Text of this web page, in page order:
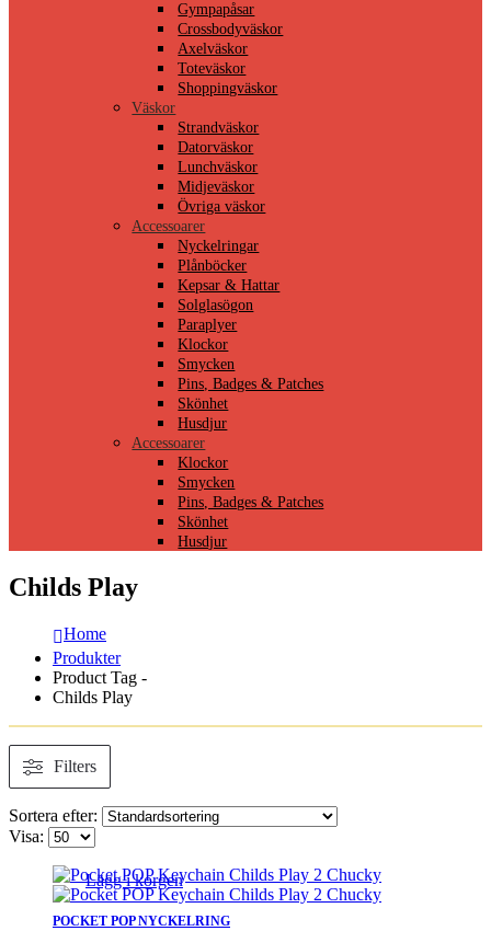
Gympapåsar
Crossbodyväskor
Axelväskor
Toteväskor
Shoppingväskor
Väskor
Strandväskor
Datorväskor
Lunchväskor
Midjeväskor
Övriga väskor
Accessoarer
Nyckelringar
Plånböcker
Kepsar & Hattar
Solglasögon
Paraplyer
Klockor
Smycken
Pins, Badges & Patches
Skönhet
Husdjur
Accessoarer
Klockor
Smycken
Pins, Badges & Patches
Skönhet
Husdjur
Childs Play
Home
Produkter
Product Tag -
Childs Play
Filters
Sortera efter:
Visa:
POCKET POP NYCKELRING
Lägg i korgen